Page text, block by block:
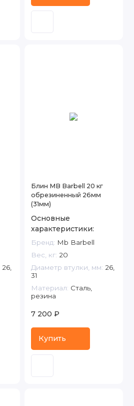
26,
Блин MB Barbell 20 кг
обрезиненный 26мм
(31мм)
Основные
характеристики:
Бренд: Mb Barbell
Вес, кг: 20
Диаметр втулки, мм: 26,
31
Материал: Сталь,
резина
7 200 ₽
Купить